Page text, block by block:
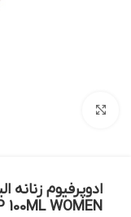
100ML WOMEN